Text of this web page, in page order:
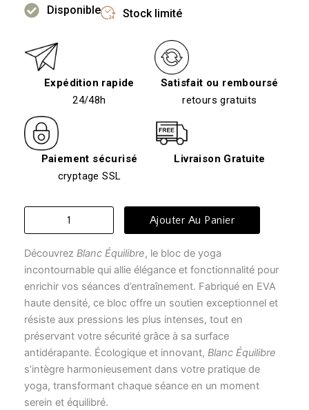
Disponible Stock limité
Expédition rapide
24/48h
Satisfait ou remboursé
retours gratuits
Paiement sécurisé
cryptage SSL
Livraison Gratuite
quantité
yoga
-
bloc
yoga
ébène
Ajouter Au Panier
Découvrez Blanc Équilibre, le bloc de yoga
incontournable qui allie élégance et fonctionnalité pour
enrichir vos séances d’entraînement. Fabriqué en EVA
haute densité, ce bloc offre un soutien exceptionnel et
résiste aux pressions les plus intenses, tout en
préservant votre sécurité grâce à sa surface
antidérapante. Écologique et innovant, Blanc Équilibre
s’intègre harmonieusement dans votre pratique de
yoga, transformant chaque séance en un moment
serein et équilibré.